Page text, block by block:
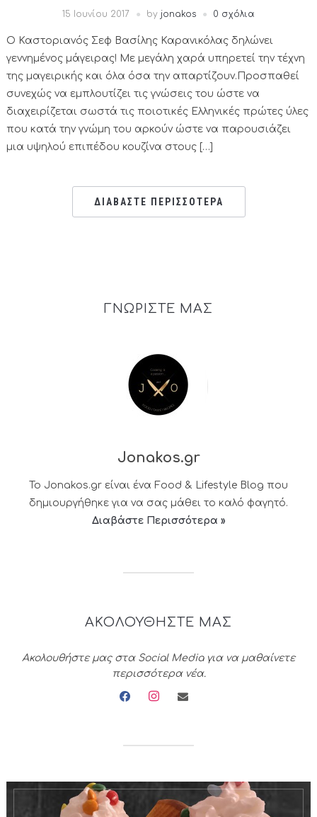
15 Ιουνίου 2017 by jonakos 0 σχόλια
Ο Καστοριανός Σεφ Βασίλης Καρανικόλας δηλώνει
γεννημένος μάγειρας! Με μεγάλη χαρά υπηρετεί την τέχνη
της μαγειρικής και όλα όσα την απαρτίζουν.Προσπαθεί
συνεχώς να εμπλουτίζει τις γνώσεις του ώστε να
διαχειρίζεται σωστά τις ποιοτικές Ελληνικές πρώτες ύλες
που κατά την γνώμη του αρκούν ώστε να παρουσιάζει
μια υψηλού επιπέδου κουζίνα στους […]
ΔΙΑΒΑΣΤΕ ΠΕΡΙΣΣΟΤΕΡΑ
ΓΝΩΡΙΣΤΕ ΜΑΣ
Jonakos.gr
Το Jonakos.gr είναι ένα Food & Lifestyle Blog που
δημιουργήθηκε για να σας μάθει το καλό φαγητό.
Διαβάστε Περισσότερα »
ΑΚΟΛΟΥΘΗΣΤΕ ΜΑΣ
Ακολουθήστε μας στα Social Media για να μαθαίνετε
περισσότερα νέα.
facebookinstagramenvelope